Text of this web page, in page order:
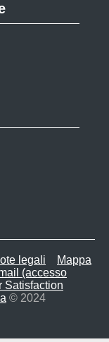
legali
Mappa
(accesso
Satisfaction
© 2024